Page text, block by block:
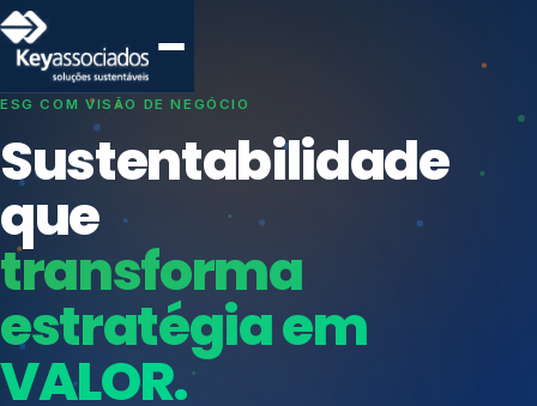
SISTEMAS DE GESTÃO OTIMIZADOS E INTEGRADOS
Conformidade que
protege seu
negócio.
Consultoria, auditoria e treinamentos em ISO 27001,
ISO 27701, ISO 42001, ISO 37001, ISO 9001, ISO
Índices de Mercado
Mudanças Climáticas
Reputação e Cadeia
Reporte Regulatório